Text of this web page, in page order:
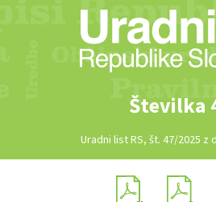
Številka
Uradni list RS, št. 47/2025 z